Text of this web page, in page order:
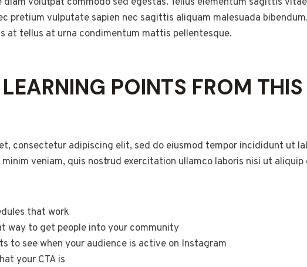
pretium vulputate sapien nec sagittis aliquam malesuada
at tellus at urna condimentum mattis pellentesque.
POINTS FROM THIS
consectetur adipiscing elit, sed do eiusmod tempor incididunt ut
veniam, quis nostrud exercitation ullamco laboris nisi ut aliquip
that work
way to get people into your community
to see when your audience is active on Instagram
your CTA is